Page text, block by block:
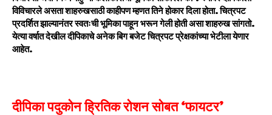
विविचारले असता शाहरुखसाठी काहीपण म्हणत तिने होकार दिला होता. चित्रपट
प्रदर्शित झाल्यानंतर स्वतःची भूमिका पाहून भरून गेली होती असा शाहरुख सांगतो.
येत्या वर्षात देखील दीपिकाचे अनेक बिग बजेट चित्रपट प्रेक्षकांच्या भेटीला येणार
आहेत.
दीपिका पदुकोन ह्रितिक रोशन सोबत ‘फायटर’